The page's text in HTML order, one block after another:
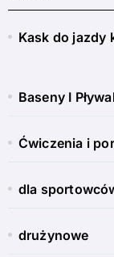
Kask do jazdy
Baseny I
Ćwiczenia i
dla
drużynowe